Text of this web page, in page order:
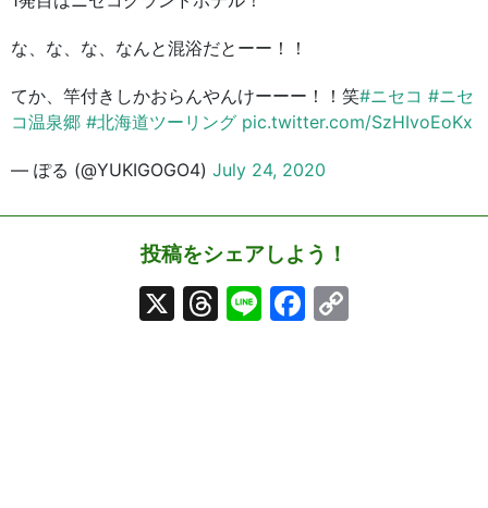
な、な、な、なんと混浴だとーー！！
てか、竿付きしかおらんやんけーーー！！笑#ニセコ #ニセ
コ温泉郷 #北海道ツーリング pic.twitter.com/SzHIvoEoKx
— ぽる (@YUKIGOGO4) July 24, 2020
投稿をシェアしよう！
X Threads
LineFacebook